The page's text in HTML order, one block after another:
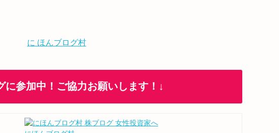
に ほんブログ村
に参加中！ご協力お願いします！↓